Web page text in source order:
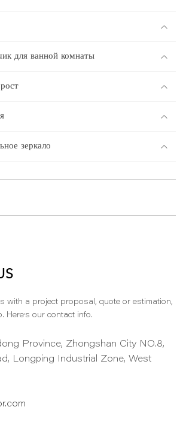
для ванной комнаты
зеркало
with a project proposal, quote or estimation,
Here,s our contact info.
Province, Zhongshan City NO.8,
Longping Industrial Zone, West